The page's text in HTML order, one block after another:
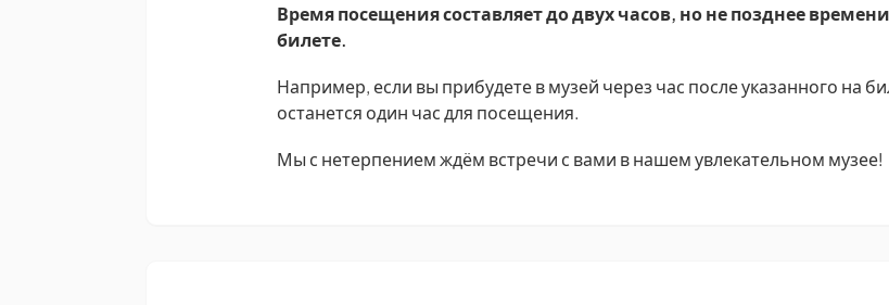
Время посещения составляет до двух часов, но не позднее
билете.
Например, если вы прибудете в музей через час после указанного на
останется один час для посещения.
Мы с нетерпением ждём встречи с вами в нашем увлекательном музее!